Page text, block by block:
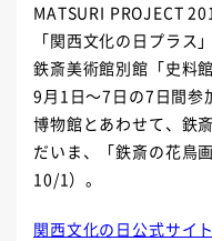
MATSURI PROJECT
「関西文化の日プラス
鉄斎美術館別館「史料
9月1日～7日の7日間参
博物館とあわせて、鉄
だいま、「鉄斎の花鳥
10/1）。
関西文化の日公式サイト